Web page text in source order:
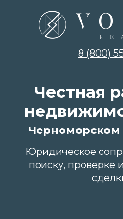
8 (800)
Честная
Черноморском
Юридическое
поиску, проверке